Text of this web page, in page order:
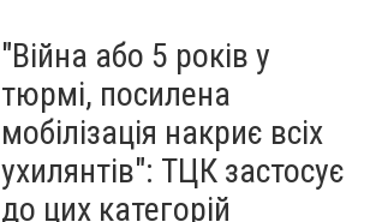
"Війна або 5 років у
тюрмі, посилена
мобілізація накриє всіх
ухилянтів": ТЦК застосує
до цих категорій